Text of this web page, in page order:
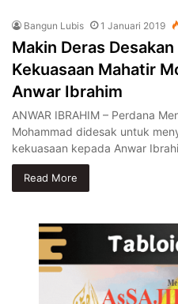
Bangun Lubis 1 Januari 2019
Makin Deras
Kekuasaan Mahatir
Anwar Ibrahim
ANWAR IBRAHIM – Perdana
Mohammad didesak untuk
kekuasaan kepada Anwar
Read More